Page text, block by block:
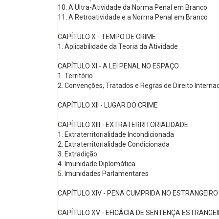
10. A Ultra-Atividade da Norma Penal em Branco
11. A Retroatividade e a Norma Penal em Branco
CAPÍTULO X - TEMPO DE CRIME
1. Aplicabilidade da Teoria da Atividade
CAPÍTULO XI - A LEI PENAL NO ESPAÇO
1. Território
2. Convenções, Tratados e Regras de Direito
CAPÍTULO XII - LUGAR DO CRIME
CAPÍTULO XIII - EXTRATERRITORIALIDADE
1. Extraterritorialidade Incondicionada
2. Extraterritorialidade Condicionada
3. Extradição
4. Imunidade Diplomática
5. Imunidades Parlamentares
CAPÍTULO XIV - PENA CUMPRIDA NO ESTRANGEIRO
CAPÍTULO XV - EFICÁCIA DE SENTENÇA